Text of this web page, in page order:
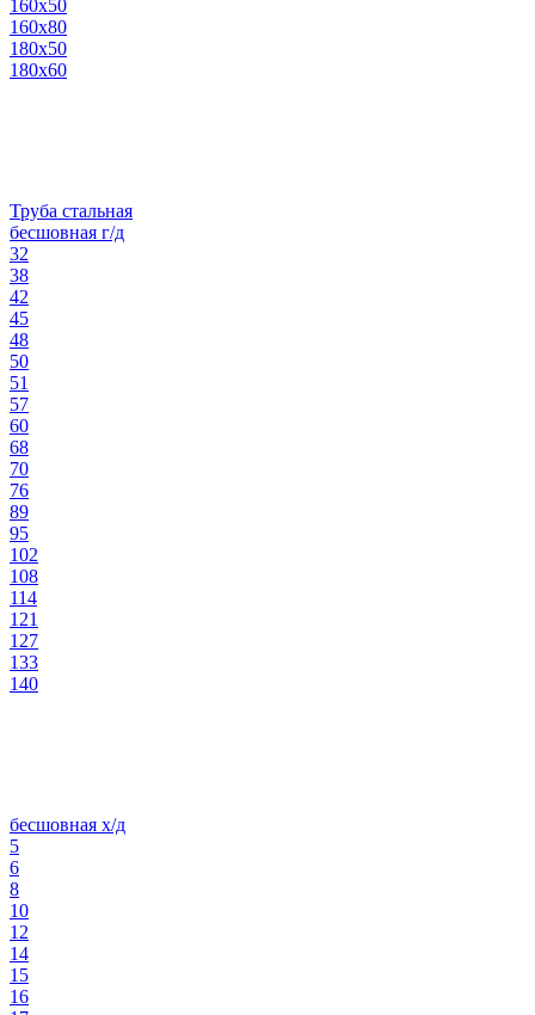
160х50
160х80
180х50
180х60
Труба стальная
бесшовная г/д
32
38
42
45
48
50
51
57
60
68
70
76
89
95
102
108
114
121
127
133
140
бесшовная х/д
5
6
8
10
12
14
15
16